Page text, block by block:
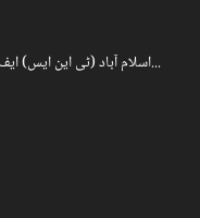
اسلام آباد (ٹی این ایس) ایف آئی اے اینٹی کرپشن سرکل...